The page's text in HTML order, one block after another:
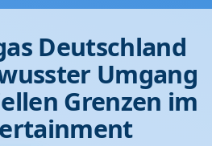
Deutschland
Umgang
Grenzen im